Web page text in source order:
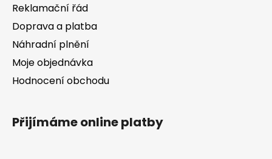
Reklamační řád
Doprava a platba
Náhradní plnění
Moje objednávka
Hodnocení obchodu
Přijímáme online platby